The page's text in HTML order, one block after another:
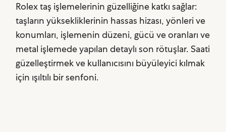
Rolex taş işlemelerinin güzelliğine katkı sağlar:
taşların yüksekliklerinin hassas hizası, yönleri ve
konumları, işlemenin düzeni, gücü ve oranları ve
metal işlemede yapılan detaylı son rötuşlar. Saati
güzelleştirmek ve kullanıcısını büyüleyici kılmak
için ışıltılı bir senfoni.